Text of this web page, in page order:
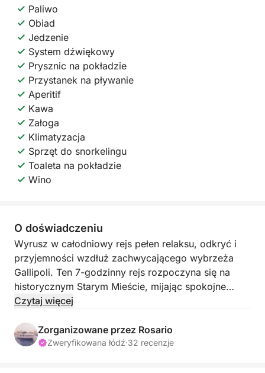
Paliwo
Obiad
Jedzenie
System dźwiękowy
Prysznic na pokładzie
Przystanek na pływanie
Aperitif
Kawa
Załoga
Klimatyzacja
Sprzęt do snorkelingu
Toaleta na pokładzie
Wino
O doświadczeniu
Wyrusz w całodniowy rejs pełen relaksu, odkryć i
przyjemności wzdłuż zachwycającego wybrzeża
Gallipoli. Ten 7-godzinny rejs rozpoczyna się na
historycznym Starym Mieście, mijając spokojne
wysepki Campo w kierunku malowniczej wyspy
zachwycającej latarni morskiej.
Czytaj więcej
Zorganizowane przez Rosario
Zweryfikowana łódź·32 recenzje